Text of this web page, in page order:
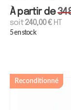
À partir de
soit240,00€HT
5 en stock
Reconditionné